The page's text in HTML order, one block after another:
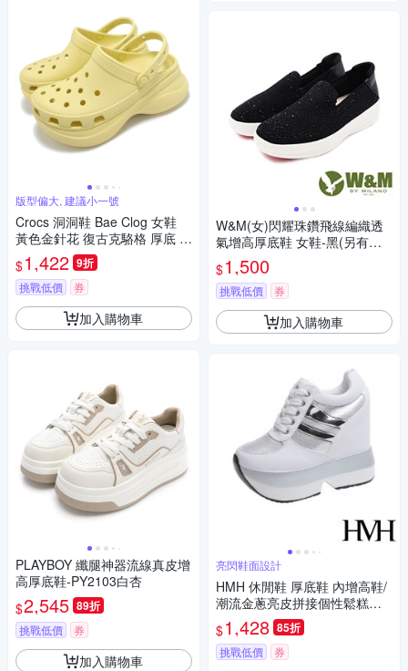
版型偏大, 建議小一號
Crocs 洞洞鞋 Bae Clog 女鞋
黃色金針花 復古克駱格 厚底 增
高 休閒鞋 卡駱馳 20630278R
$1,422 9折
挑戰低價 券
加入購物車
PLAYBOY 纖腿神器流線真皮增
高厚底鞋-PY2103白杏
$2,545 89折
挑戰低價 券
加入購物車
W&M(女)閃耀珠鑽飛線編織透
氣增高厚底鞋 女鞋-黑(另有
藍、粉)
$1,500
挑戰低價 券
加入購物車
亮閃鞋面設計
HMH 休閒鞋 厚底鞋 內增高鞋/
潮流金蔥亮皮拼接個性鬆糕厚
底內增高休閒鞋 白
$1,428 85折
挑戰低價 券